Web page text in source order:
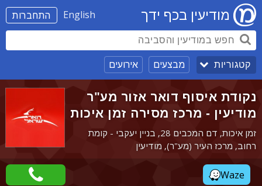
התחברות English מודיעין בכף ידך
קטגוריות מבצעים אירועים
נקודת איסוף דואר אזור מע"ר
מודיעין - מרכז מסירה זמן איכות
זמן איכות, דם המכבים 28, בניין יעקבי - קומת
רחוב, מרכז העיר (מע"ר), מודיעין
Waze